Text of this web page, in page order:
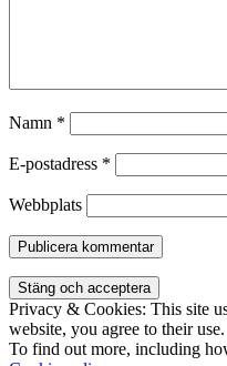
Namn *
E-postadress *
Webbplats
Privacy & Cookies: This site
website, you agree to their use.
To find out more, including